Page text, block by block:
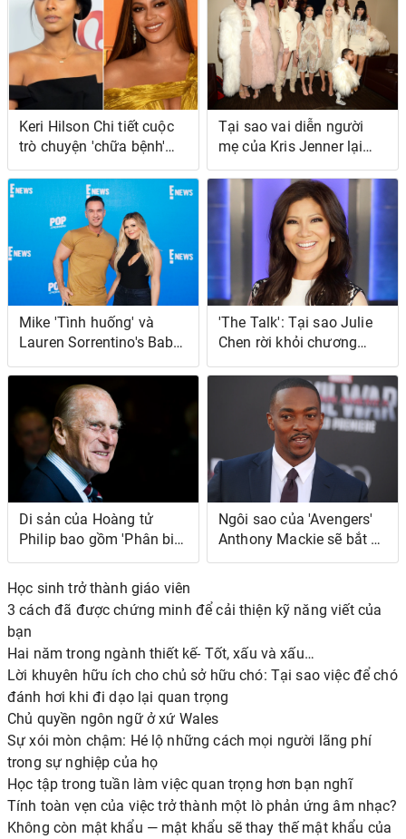
sau "Dynamite"'
Keri Hilson Chi tiết cuộc
trò chuyện 'chữa bệnh'
với Beyoncé After Feud
Tại sao vai diễn người
mẹ của Kris Jenner lại
khiến cô ấy cảm thấy như
'lính cứu hỏa'
Mike 'Tình huống' và
Lauren Sorrentino's Baby
Shower; Đây là những
người đã tham dự từ dàn
diễn viên 'Jersey Shore'
'The Talk': Tại sao Julie
Chen rời khỏi chương
trình truyền hình ban
Di sản của Hoàng tử
Philip bao gồm 'Phân biệt
chủng tộc kiểu cũ'
Ngôi sao của 'Avengers'
Anthony Mackie sẽ bắt và
nướng cá trong khi quay
Học sinh trở thành giáo viên
3 cách đã được chứng minh để cải thiện kỹ năng viết của
bạn
Hai năm trong ngành thiết kế- Tốt, xấu và xấu…
Lời khuyên hữu ích cho chủ sở hữu chó: Tại sao việc để chó
đánh hơi khi đi dạo lại quan trọng
Chủ quyền ngôn ngữ ở xứ Wales
Sự xói mòn chậm: Hé lộ những cách mọi người lãng phí
trong sự nghiệp của họ
Học tập trong tuần làm việc quan trọng hơn bạn nghĩ
Tính toàn vẹn của việc trở thành một lò phản ứng âm nhạc?
Không còn mật khẩu — mật khẩu sẽ thay thế mật khẩu của